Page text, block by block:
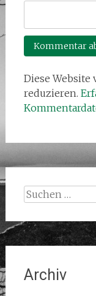
Diese Website
reduzieren.
Suchen
Archiv